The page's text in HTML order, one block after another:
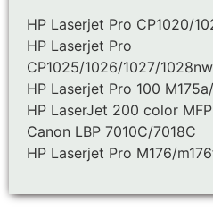
HP Laserjet Pro CP1020/
HP Laserjet Pro
CP1025/1026/1027/1028nw
HP Laserjet Pro 100
HP LaserJet 200 color
Canon LBP 7010C/7018C
HP Laserjet Pro M176/